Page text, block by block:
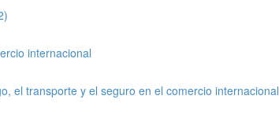
internacional
el transporte y el seguro en el comercio internacional